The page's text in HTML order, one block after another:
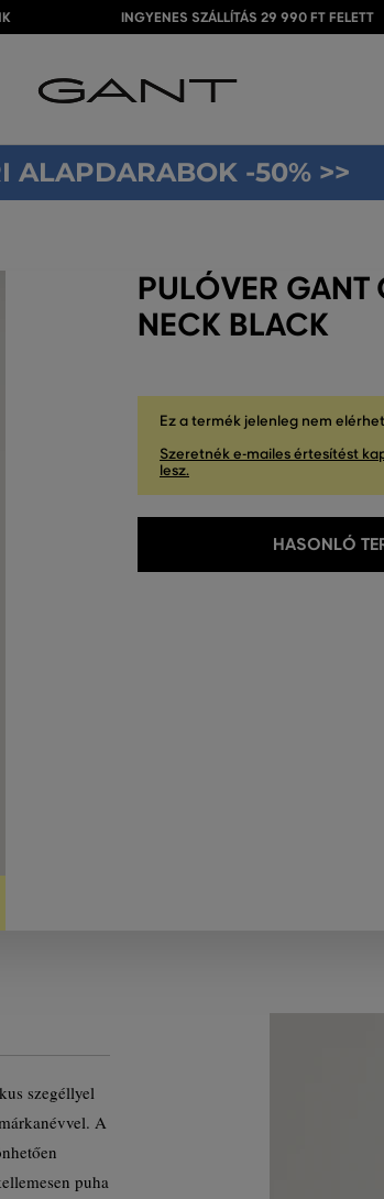
INGYENES SZÁLLÍTÁS 29 990 FT FELETT
ALAPDARABOK -50% >>
PULÓVER
NECK BLACK
Ez a termék jelenleg nem
Szeretnék e-mailes értesítést
lesz.
HASONLÓ
szegéllyel
A
puha